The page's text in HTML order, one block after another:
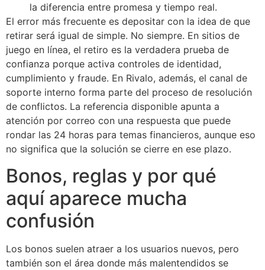
la diferencia entre promesa y tiempo real.
El error más frecuente es depositar con la idea de que
retirar será igual de simple. No siempre. En sitios de
juego en línea, el retiro es la verdadera prueba de
confianza porque activa controles de identidad,
cumplimiento y fraude. En Rivalo, además, el canal de
soporte interno forma parte del proceso de resolución
de conflictos. La referencia disponible apunta a
atención por correo con una respuesta que puede
rondar las 24 horas para temas financieros, aunque eso
no significa que la solución se cierre en ese plazo.
Bonos, reglas y por qué
aquí aparece mucha
confusión
Los bonos suelen atraer a los usuarios nuevos, pero
también son el área donde más malentendidos se